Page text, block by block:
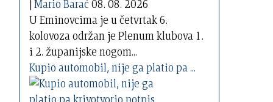
|Mario Barać 08. 08. 2026
U Eminovcima je u četvrtak 6.
kolovoza održan je Plenum klubova 1.
i 2. županijske nogom...
Kupio automobil, nije ga platio pa ...